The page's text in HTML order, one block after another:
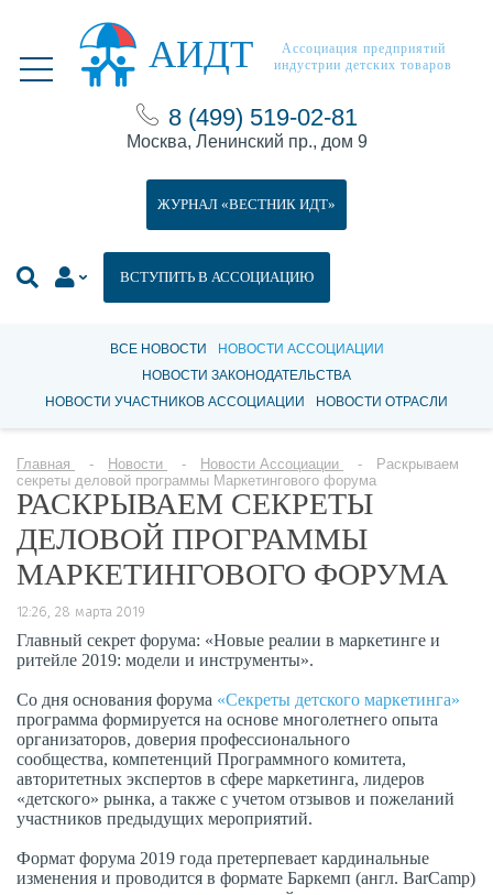
АИДТ
Ассоциация предприятий
индустрии детских товаров
8 (499) 519-02-81
Москва, Ленинский пр., дом 9
ВСТУПИТЬ В АССОЦИАЦИЮ
ЖУРНАЛ «ВЕСТНИК ИДТ»
ВСЕ НОВОСТИ
НОВОСТИ АССОЦИАЦИИ
НОВОСТИ ЗАКОНОДАТЕЛЬСТВА
НОВОСТИ УЧАСТНИКОВ АССОЦИАЦИИ
НОВОСТИ ОТРАСЛИ
Главная Новости Новости Ассоциации
Раскрываем
секреты деловой программы Маркетингового форума
РАСКРЫВАЕМ СЕКРЕТЫ
ДЕЛОВОЙ ПРОГРАММЫ
МАРКЕТИНГОВОГО ФОРУМА
12:26, 28 марта 2019
Главный секрет форума: «Новые реалии в маркетинге и
ритейле 2019: модели и инструменты».
Со дня основания форума «Секреты детского маркетинга»
программа формируется на основе многолетнего опыта
организаторов, доверия профессионального
сообщества, компетенций Программного комитета,
авторитетных экспертов в сфере маркетинга, лидеров
«детского» рынка, а также с учетом отзывов и пожеланий
участников предыдущих мероприятий.
Формат форума 2019 года претерпевает кардинальные
изменения и проводится в формате Баркемп (англ. BarCamp)